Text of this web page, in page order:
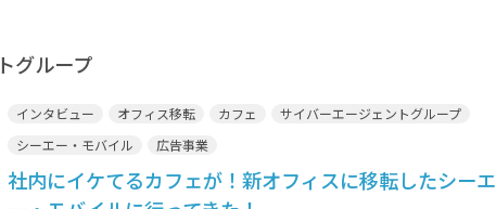
グループ
インタビュー オフィス移転 カフェ
サイバーエージェントグループ
シーエー・モバイル
広告事業
社内にイケてるカフェが！新オフィスに移転したシーエ